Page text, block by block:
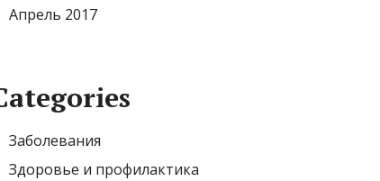
Апрель 2017
Заболевания
Здоровье и профилактика